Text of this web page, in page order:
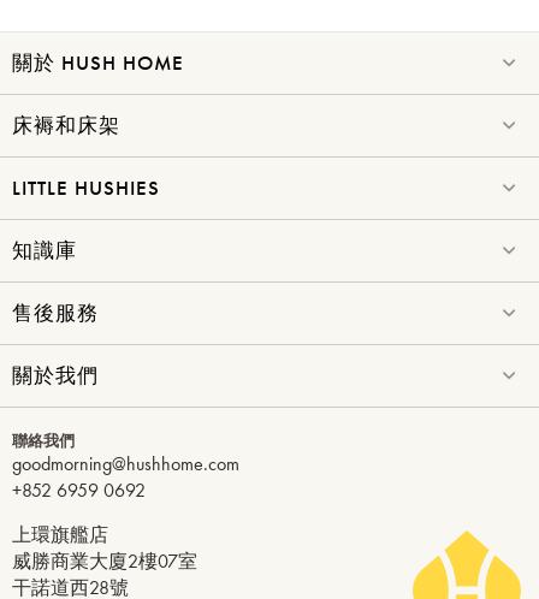
關於 HUSH HOME
床褥和床架
LITTLE HUSHIES
知識庫
售後服務
關於我們
聯絡我們
goodmorning@hushhome.com
+852 6959 0692
上環旗艦店
威勝商業大廈2樓07室
干諾道西28號